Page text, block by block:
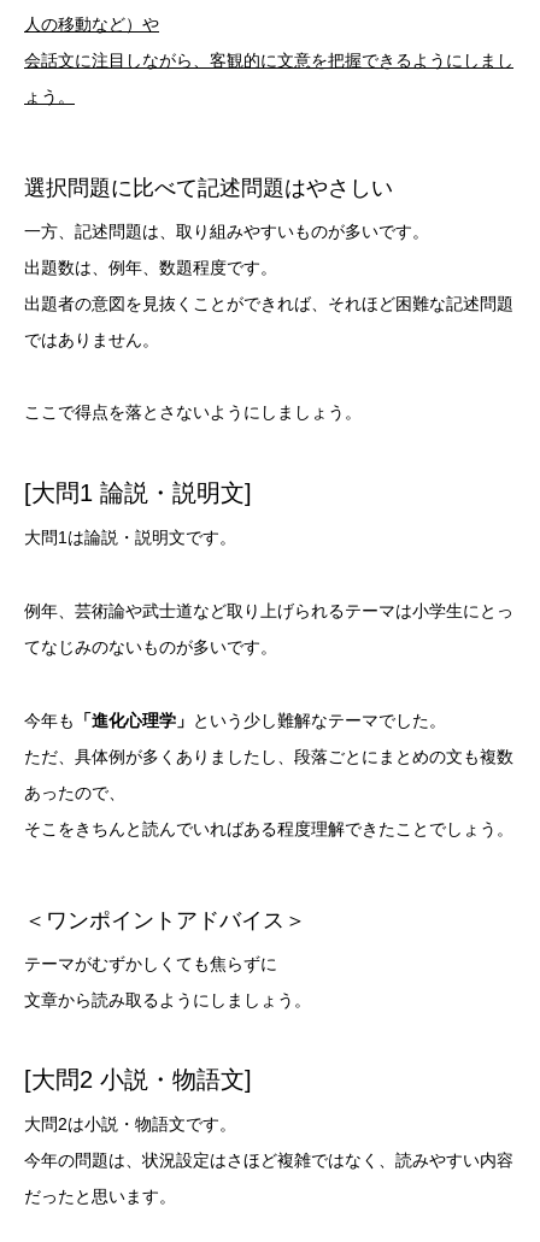
人の移動など）や
会話文に注目しながら、客観的に文意を把握できるようにしまし
ょう。
選択問題に比べて記述問題はやさしい
一方、記述問題は、取り組みやすいものが多いです。
出題数は、例年、数題程度です。
出題者の意図を見抜くことができれば、それほど困難な記述問題
ではありません。
ここで得点を落とさないようにしましょう。
[大問1 論説・説明文]
大問1は論説・説明文です。
例年、芸術論や武士道など取り上げられるテーマは小学生にとっ
てなじみのないものが多いです。
今年も 「進化心理学」 という少し難解なテーマでした。
ただ、具体例が多くありましたし、段落ごとにまとめの文も複数
あったので、
そこをきちんと読んでいればある程度理解できたことでしょう。
＜ワンポイントアドバイス＞
テーマがむずかしくても焦らずに
文章から読み取るようにしましょう。
[大問2 小説・物語文]
大問2は小説・物語文です。
今年の問題は、状況設定はさほど複雑ではなく、読みやすい内容
だったと思います。